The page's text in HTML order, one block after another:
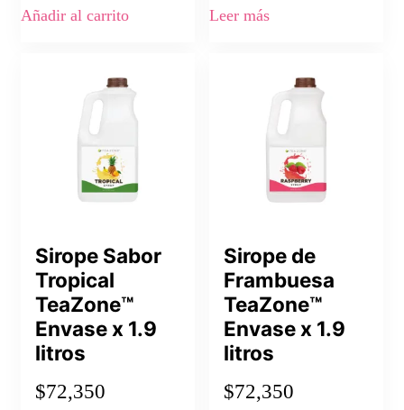
Añadir al carrito Leer más
Sirope Sabor
Tropical
TeaZone™
Envase x 1.9
litros
$72,350
Sirope de
Frambuesa
TeaZone™
Envase x 1.9
litros
$72,350